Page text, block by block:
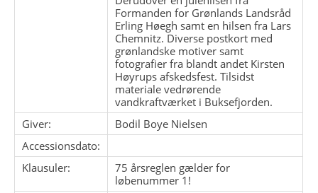
Formanden for Grønlands Landsråd
Erling Høegh samt en hilsen fra Lars
Chemnitz. Diverse postkort med
grønlandske motiver samt
fotografier fra blandt andet Kirsten
Høyrups afskedsfest. Tilsidst
materiale vedrørende
vandkraftværket i Buksefjorden.
Giver:
Bodil Boye Nielsen
Accessionsdato:
Klausuler:
75 årsreglen gælder for
løbenummer 1!